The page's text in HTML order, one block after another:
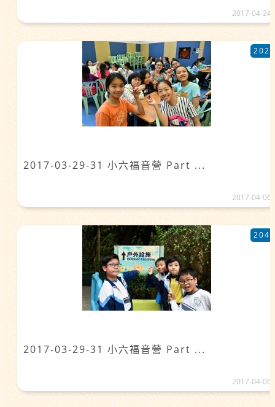
2017-04-24
2017-03-29-31 小六福音營 Part ...
202
2017-04-06
2017-03-29-31 小六福音營 Part ...
204
2017-04-06